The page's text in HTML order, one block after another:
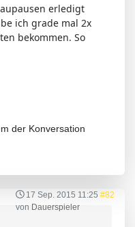
erledigt
ich grade mal 2x
bekommen. So
der Konversation
17 Sep. 2015 11:25 #82
von Dauerspieler